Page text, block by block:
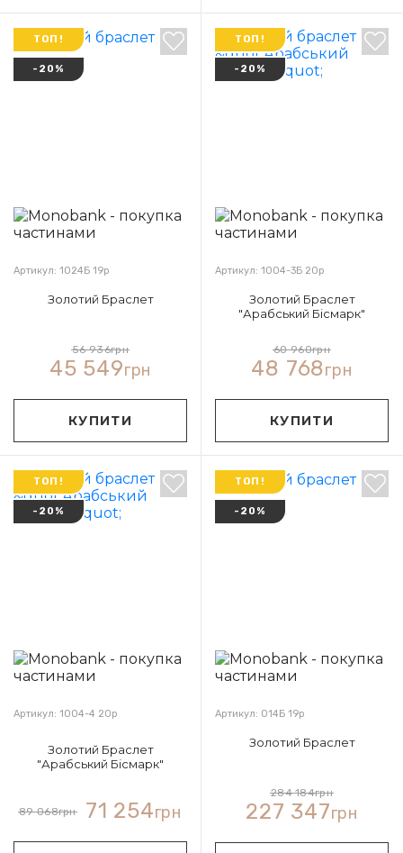
ТОП!
-20%
Артикул: 1024Б 19р
Золотий Браслет
56 936грн
45 549грн
КУПИТИ
ТОП!
-20%
Артикул: 1004-3Б 20р
Золотий Браслет
"Арабський Бісмарк"
60 960грн
48 768грн
КУПИТИ
ТОП!
-20%
Артикул: 1004-4 20р
Золотий Браслет
"Арабський Бісмарк"
89 068грн 71 254грн
ТОП!
-20%
Артикул: 014Б 19р
Золотий Браслет
284 184грн
227 347грн